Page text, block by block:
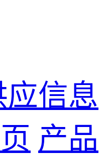
应信息
产品